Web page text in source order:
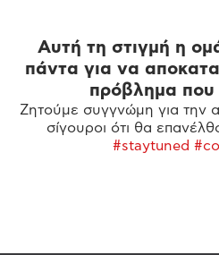
Αυτή τη στιγμή η
πάντα για να
πρόβλημα που
Ζητούμε συγγνώμη για την
σίγουροι ότι θα
#staytuned